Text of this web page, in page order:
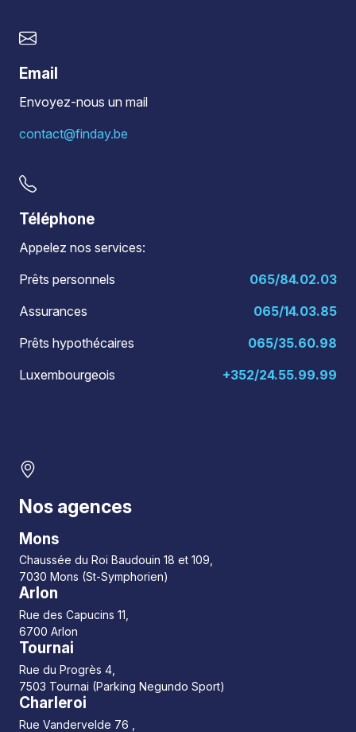
Email
Envoyez-nous un mail
contact@finday.be
Téléphone
Appelez nos services:
Prêts personnels
065/84.02.03
Assurances
065/14.03.85
Prêts hypothécaires
065/35.60.98
Luxembourgeois
+352/24.55.99.99
Nos agences
Mons
Chaussée du Roi Baudouin 18 et 109,
7030 Mons (St-Symphorien)
Arlon
Rue des Capucins 11,
6700 Arlon
Tournai
Rue du Progrès 4,
7503 Tournai (Parking Negundo Sport)
Charleroi
Rue Vandervelde 76 ,